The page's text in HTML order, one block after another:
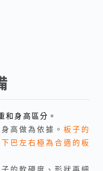
和身高區分。
高做為依據。 板子的
巴左右極為合適的板
的軟硬度、形狀再細